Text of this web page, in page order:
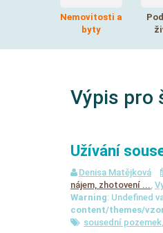
Nemovitosti a
byty
Výpis pro
Užívání
Denisa Matějková
nájem, zhotovení ...,
Warning: Undefined
content/themes/
sousední pozemek,